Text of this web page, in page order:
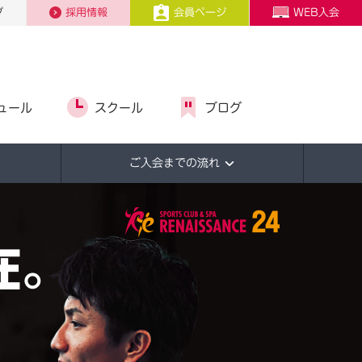
採用情報 会員ページ WEB入会
ール スクール ブログ
ご入会までの流れ
。